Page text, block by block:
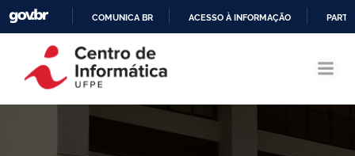
CONTEÚDO
COMUNICA BR ACESSO À INFORMAÇÃO